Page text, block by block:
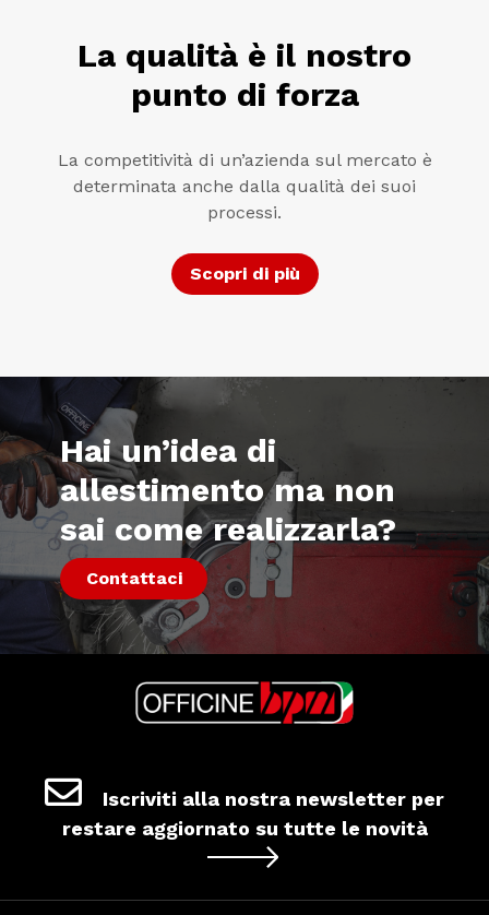
La qualità è il nostro
punto di forza
La competitività di un’azienda sul mercato è
determinata anche dalla qualità dei suoi
processi.
Scopri di più
Hai un’idea di
allestimento ma non
sai come realizzarla?
Contattaci
Iscriviti alla nostra newsletter per
restare aggiornato su tutte le novità